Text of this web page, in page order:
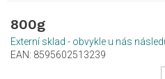
800g
Externí sklad - obvykle u nás
EAN: 8595602513239